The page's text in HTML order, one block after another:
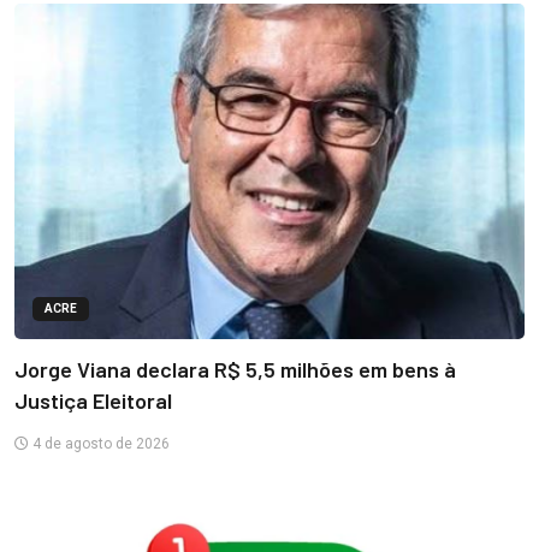
ACRE
Jorge Viana declara R$ 5,5 milhões em bens à
Justiça Eleitoral
4 de agosto de 2026